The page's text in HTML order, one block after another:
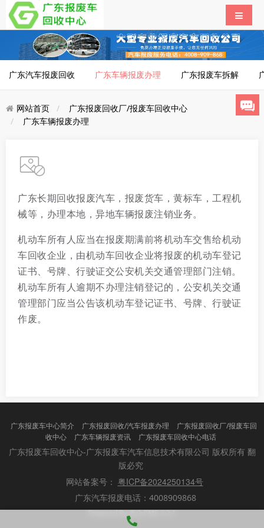
广东汽车报废回收 广东车辆报废办理 广东报废车拆解
网站首页
广东报废回收厂/报废车回收中心
广东车辆报废办理
广东长期回收报废汽车，报废货车，黄标车，工程机
械等，办理本地，异地车辆报废注销业务。
机动车所有人应当在报废期满前将机动车交售给机动
车回收企业，由机动车回收企业将报废的机动车登记
证书、号牌、行驶证交公安机关交通管理部门注销。
机动车所有人逾期不办理注销登记的，公安机关交通
管理部门应当公告该机动车登记证书、号牌、行驶证
作废。
广东报废车中心简介 广东报废回收/汽车报废办理
广东报废回收厂/报废车回
收中心
广东车辆报废资讯 广东报废车回收中心电话
广东报废车回收中心-广东报废车汽车信息技术有限公司
版权所有 翻
版必究
网站备案号： 粤ICP备2024250134号
广东汽车报废电话：4008909868
Powered By 盘企CMS 3.2.1
盘企CMS